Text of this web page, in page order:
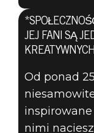
JEJ FANI SĄ
Od ponad
nimi